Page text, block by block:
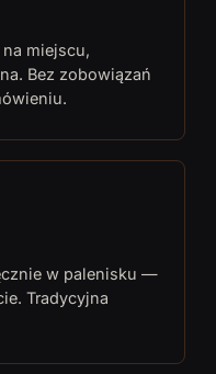
miejscu,
Bez zobowiązań
w palenisku —
Tradycyjna